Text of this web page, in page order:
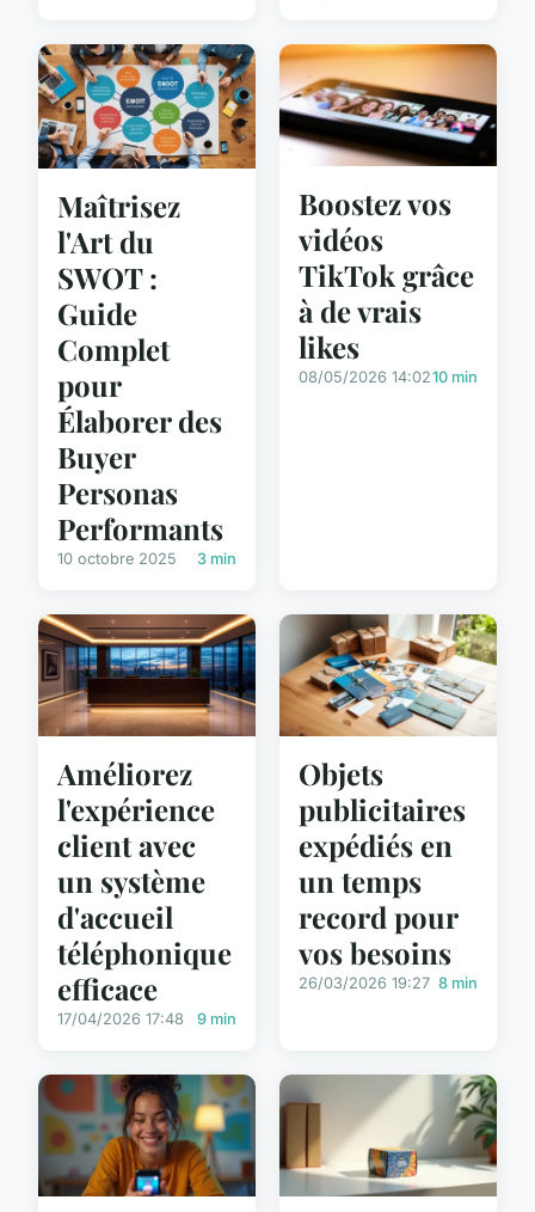
Maîtrisez
l'Art du
SWOT :
Guide
Complet
pour
Élaborer des
Buyer
Personas
Performants
10 octobre 2025 3 min
Boostez vos
vidéos
TikTok grâce
à de vrais
likes
08/05/2026 14:0210 min
Améliorez
l'expérience
client avec
un système
d'accueil
téléphonique
efficace
17/04/2026 17:48 9 min
Objets
publicitaires
expédiés en
un temps
record pour
vos besoins
26/03/2026 19:27 8 min